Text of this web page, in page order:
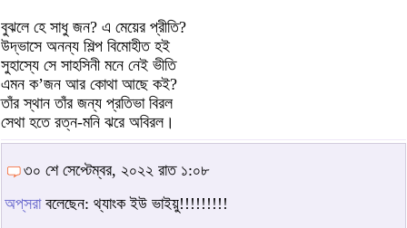
বুঝলে হে সাধু জন? এ মেয়ের প্রীতি?
উদ্ভাসে অনন্য শিল্প বিমোহীত হই
সুহাস্যে সে সাহসিনী মনে নেই ভীতি
এমন ক’জন আর কোথা আছে কই?
তাঁর স্থান তাঁর জন্য প্রতিভা বিরল
সেথা হতে রত্ন-মনি ঝরে অবিরল।
৩০ শে সেপ্টেম্বর, ২০২২ রাত ১:০৮
অপ্‌সরাবলেছেন: থ্যাংক ইউ ভাইয়ু!!!!!!!!!